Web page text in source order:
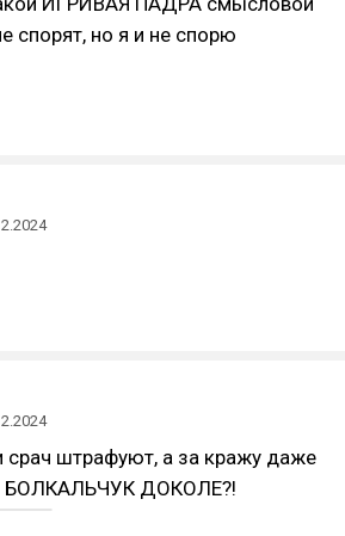
спорят, но я и не спорю
срач штрафуют, а за кражу даже
БОЛКАЛЬЧУК ДОКОЛЕ?!